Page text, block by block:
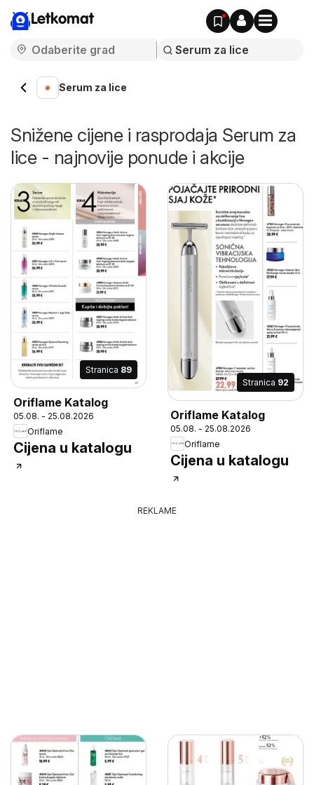
Letkomat
Serum za lice
Snižene cijene i rasprodaja Serum za
lice - najnovije ponude i akcije
Stranica 89
Oriflame Katalog
05.08. - 25.08.2026
Oriflame
Cijena u katalogu
Stranica 92
Oriflame Katalog
05.08. - 25.08.2026
Oriflame
Cijena u katalogu
REKLAME